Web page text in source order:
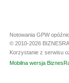
Notowania GPW
© 2010-2026
Korzystanie z serwisu
Mobilna wersja